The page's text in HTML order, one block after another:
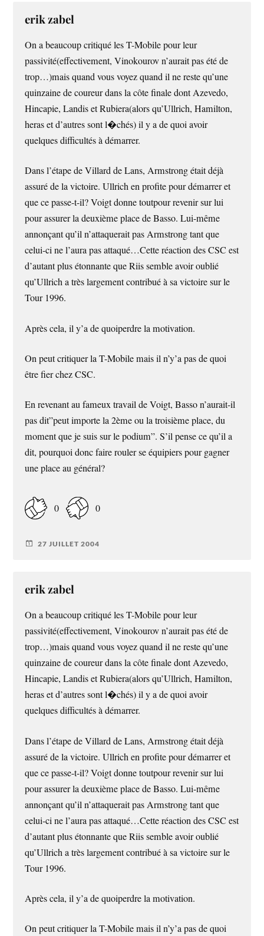
erik zabel
On a beaucoup critiqué les T-Mobile pour leur
passivité(effectivement, Vinokourov n’aurait pas été de
trop…)mais quand vous voyez quand il ne reste qu’une
quinzaine de coureur dans la côte finale dont Azevedo,
Hincapie, Landis et Rubiera(alors qu’Ullrich, Hamilton,
heras et d’autres sont l�chés) il y a de quoi avoir
quelques difficultés à démarrer.
Dans l’étape de Villard de Lans, Armstrong était déjà
assuré de la victoire. Ullrich en profite pour démarrer et
que ce passe-t-il? Voigt donne toutpour revenir sur lui
pour assurer la deuxième place de Basso. Lui-même
annonçant qu’il n’attaquerait pas Armstrong tant que
celui-ci ne l’aura pas attaqué…Cette réaction des CSC est
d’autant plus étonnante que Riis semble avoir oublié
qu’Ullrich a très largement contribué à sa victoire sur le
Tour 1996.
Après cela, il y’a de quoiperdre la motivation.
On peut critiquer la T-Mobile mais il n’y’a pas de quoi
être fier chez CSC.
En revenant au fameux travail de Voigt, Basso n’aurait-il
pas dit”peut importe la 2ème ou la troisième place, du
moment que je suis sur le podium”. S’il pense ce qu’il a
dit, pourquoi donc faire rouler se équipiers pour gagner
une place au général?
0 0
27 JUILLET 2004
erik zabel
On a beaucoup critiqué les T-Mobile pour leur
passivité(effectivement, Vinokourov n’aurait pas été de
trop…)mais quand vous voyez quand il ne reste qu’une
quinzaine de coureur dans la côte finale dont Azevedo,
Hincapie, Landis et Rubiera(alors qu’Ullrich, Hamilton,
heras et d’autres sont l�chés) il y a de quoi avoir
quelques difficultés à démarrer.
Dans l’étape de Villard de Lans, Armstrong était déjà
assuré de la victoire. Ullrich en profite pour démarrer et
que ce passe-t-il? Voigt donne toutpour revenir sur lui
pour assurer la deuxième place de Basso. Lui-même
annonçant qu’il n’attaquerait pas Armstrong tant que
celui-ci ne l’aura pas attaqué…Cette réaction des CSC est
d’autant plus étonnante que Riis semble avoir oublié
qu’Ullrich a très largement contribué à sa victoire sur le
Tour 1996.
Après cela, il y’a de quoiperdre la motivation.
On peut critiquer la T-Mobile mais il n’y’a pas de quoi